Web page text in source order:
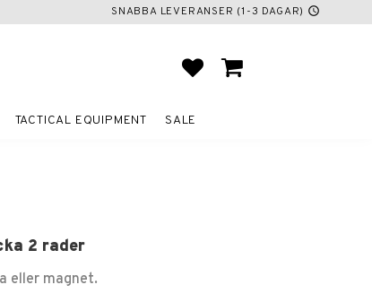
SNABBA LEVERANSER (1-3 DAGAR) schedule
FAVORITES
BASKET
TACTICAL EQUIPMENT SALE
2 rader
eller magnet.